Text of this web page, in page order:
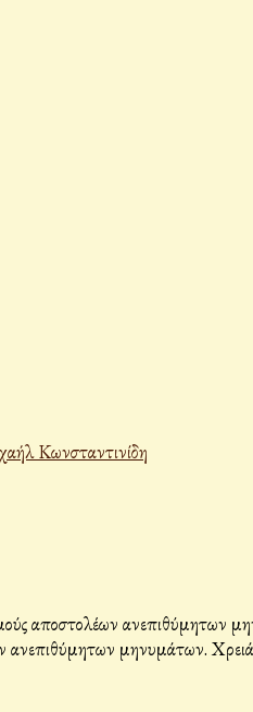
Κωνσταντινίδη
αποστολέων ανεπιθύμητων
μηνυμάτων.